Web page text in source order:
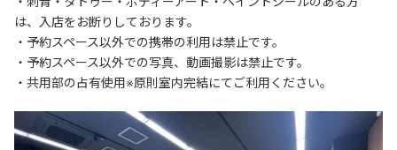
は、入店をお断りしております。
・予約スペース以外での携帯の利用は禁止です。
・予約スペース以外での写真、動画撮影は禁止です。
・共用部の占有使用※原則室内完結にてご利用ください。